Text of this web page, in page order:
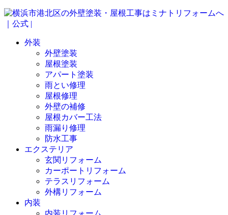
外装
外壁塗装
屋根塗装
アパート塗装
雨とい修理
屋根修理
外壁の補修
屋根カバー工法
雨漏り修理
防水工事
エクステリア
玄関リフォーム
カーポートリフォーム
テラスリフォーム
外構リフォーム
内装
内装リフォーム